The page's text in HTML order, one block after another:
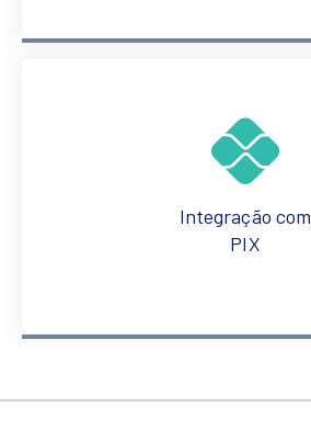
Integração com
PIX